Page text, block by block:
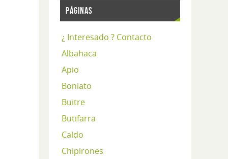
PÁGINAS
¿ Interesado ? Contacto
Albahaca
Apio
Boniato
Buitre
Butifarra
Caldo
Chipirones